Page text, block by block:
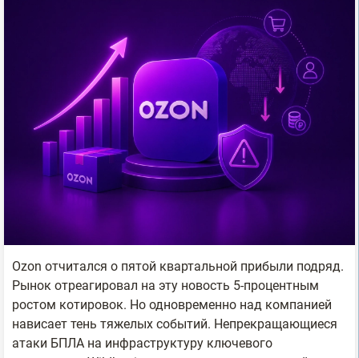
Ozon отчитался о пятой квартальной прибыли подряд.
Рынок отреагировал на эту новость 5-процентным
ростом котировок. Но одновременно над компанией
нависает тень тяжелых событий. Непрекращающиеся
атаки БПЛА на инфраструктуру ключевого